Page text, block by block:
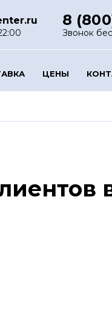
8
Звонок
ЦЕНЫ